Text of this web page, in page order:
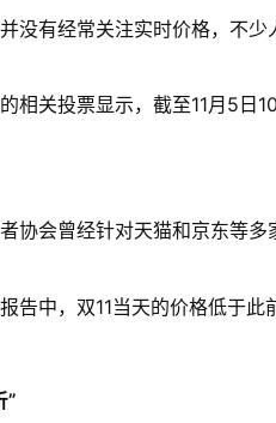
没有经常关注实时价格，不少
相关投票显示，截至11月5日
协会曾经针对天猫和京东等
告中，双11当天的价格低于
”